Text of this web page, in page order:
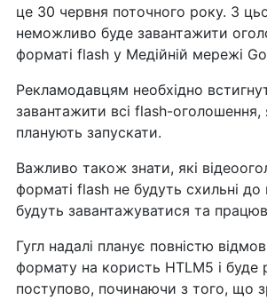
це 30 червня поточного року. З
неможливо буде завантажити
форматі flash у Медійній мережі
Рекламодавцям необхідно
завантажити всі flash-оголошення,
планують запускати.
Важливо також знати, які
форматі flash не будуть схильні до
будуть завантажуватися та
Гугл надалі планує повністю
формату на користь HTLM5 і буде
поступово, починаючи з того, що